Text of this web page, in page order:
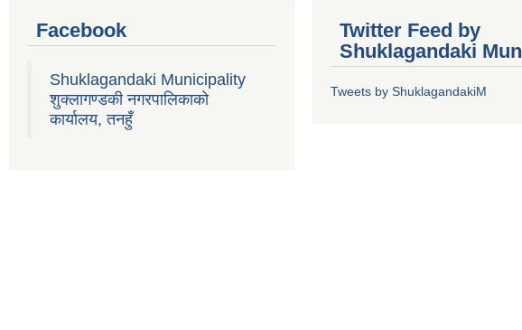
Facebook
Shuklagandaki Municipality
शुक्लागण्डकी नगरपालिकाको
कार्यालय, तनहुँ
Twitter Feed by
Shuklagandaki Mun
Tweets by ShuklagandakiM